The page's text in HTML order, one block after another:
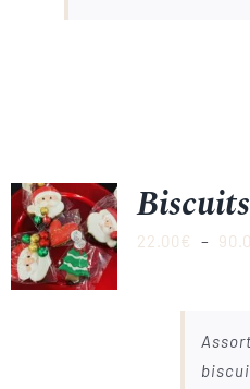
22.00€ –